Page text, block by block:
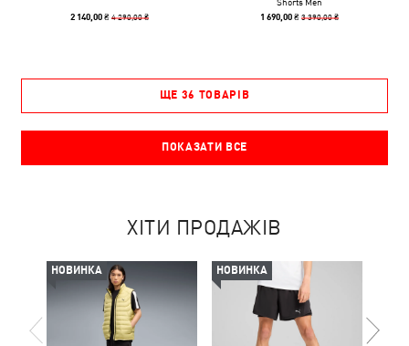
2 140,00 ₴4 290,00 ₴ 1 690,00 ₴3 390,00 ₴
ЩЕ 36 ТОВАРІВ
ПОКАЗАТИ ВСЕ
ХІТИ ПРОДАЖІВ
НОВИНКА НОВИНКА